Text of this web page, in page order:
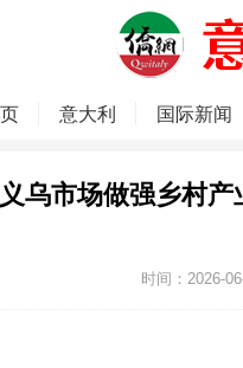
意大利 国际新闻
乌市场做强乡村
时间：2026-